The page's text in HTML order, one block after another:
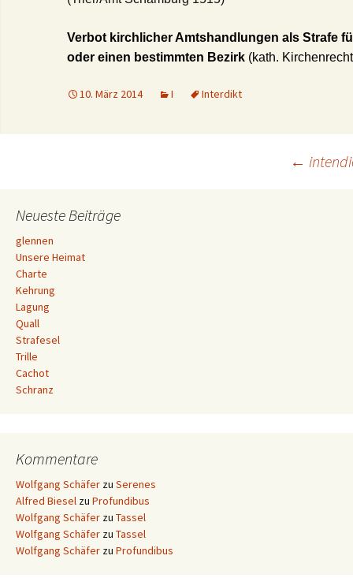
Verbot kirchlicher Amtshandlungen als Strafe
oder einen bestimmten Bezirk (kath.
10. März 2014 I Interdikt
Navigation
←
Neueste Beiträge
glennen
Unsere Heimat
Charte
Kehrung
Lagung
Quall
Strafesel
Trille
Cachot
Schranz
Kommentare
Wolfgang Schäfer zu Serenes
Alfred Biesel zu Profundibus
Wolfgang Schäfer zu Tassel
Wolfgang Schäfer zu Tassel
Wolfgang Schäfer zu Profundibus